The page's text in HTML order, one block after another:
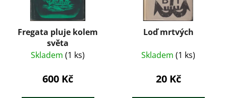
Fregata pluje kolem
světa
Skladem (1 ks)
600 Kč
Loď mrtvých
Skladem (1 ks)
20 Kč